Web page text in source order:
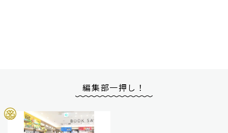
編集部一押し！